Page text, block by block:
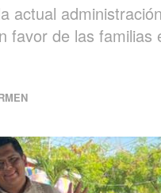
actual
favor de las familias